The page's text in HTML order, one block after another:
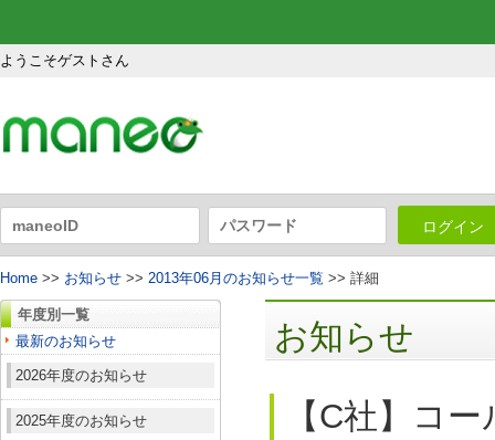
ようこそゲストさん
ログイン
Home >> お知らせ >> 2013年06月のお知らせ一覧 >> 詳細
年度別一覧
最新のお知らせ
2026年度のお知らせ
2025年度のお知らせ
お知らせ
【C社】コ